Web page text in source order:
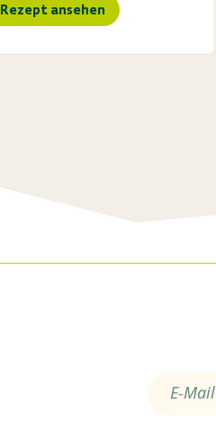
Rezept ansehen
E-Mail